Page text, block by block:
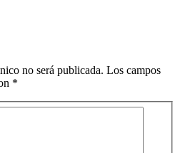
no será publicada. Los campos
*